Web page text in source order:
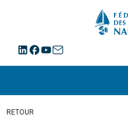
RETOUR